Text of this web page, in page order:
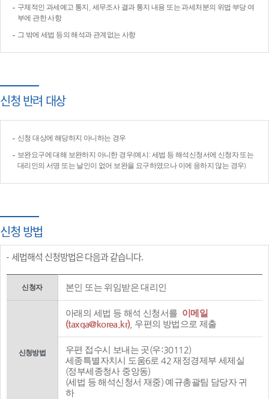
구체적인 과세예고 통지, 세무조사 결과 통지 내용 또는 과세처분의 위법·부당 여
부에 관한 사항
그 밖에 세법 등의 해석과 관계없는 사항
신청 반려 대상
신청 대상에 해당하지 아니하는 경우
보완요구에 대해 보완하지 아니한 경우(예시: 세법 등 해석신청서에 신청자 또는
대리인의 서명 또는 날인이 없어 보완을 요구하였으나 이에 응하지 않는 경우)
신청 방법
세법해석 신청방법은 다음과 같습니다.
신청자 본인 또는 위임받은 대리인
신청방법
아래의 세법 등 해석 신청서를 이메일
(taxqa@korea.kr), 우편의 방법으로 제출
우편 접수시 보내는 곳(우:30112)
세종특별자치시 도움6로 42 재정경제부 세제실
(정부세종청사 중앙동)
(세법 등 해석신청서 재중) 예규총괄팀 담당자 귀
하